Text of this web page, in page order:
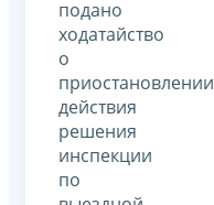
подано
ходатайство
о
приостановлении
действия
решения
инспекции
по